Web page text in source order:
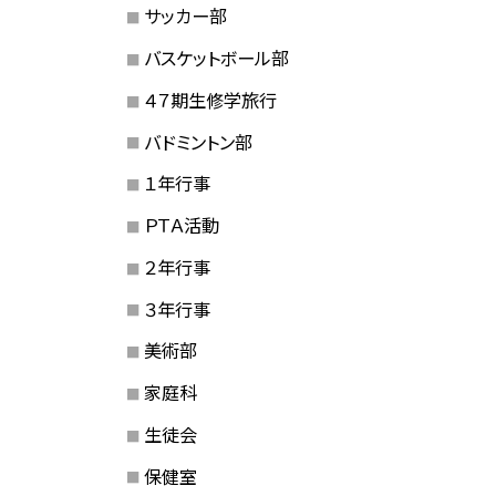
サッカー部
バスケットボール部
４７期生修学旅行
バドミントン部
１年行事
ＰＴＡ活動
２年行事
３年行事
美術部
家庭科
生徒会
保健室